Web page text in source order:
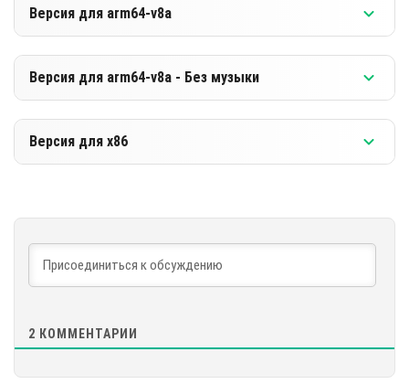
[258.47 MB]
Версия для arm64-v8a
Версия для arm64-v8a - Без музыки
Версия для x86
2 КОММЕНТАРИИ